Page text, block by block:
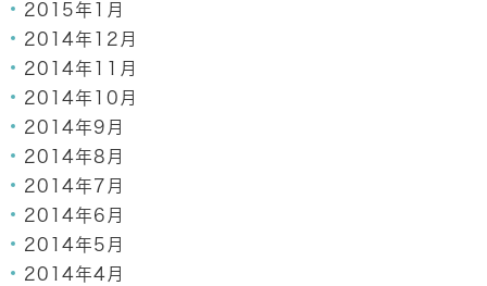
2015年1月
2014年12月
2014年11月
2014年10月
2014年9月
2014年8月
2014年7月
2014年6月
2014年5月
2014年4月